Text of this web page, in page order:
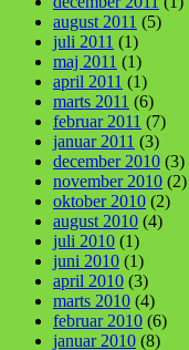
august 2011 (5)
juli 2011 (1)
maj 2011 (1)
april 2011 (1)
marts 2011 (6)
februar 2011 (7)
januar 2011 (3)
december 2010 (3)
november 2010 (2)
oktober 2010 (2)
august 2010 (4)
juli 2010 (1)
juni 2010 (1)
april 2010 (3)
marts 2010 (4)
februar 2010 (6)
januar 2010 (8)